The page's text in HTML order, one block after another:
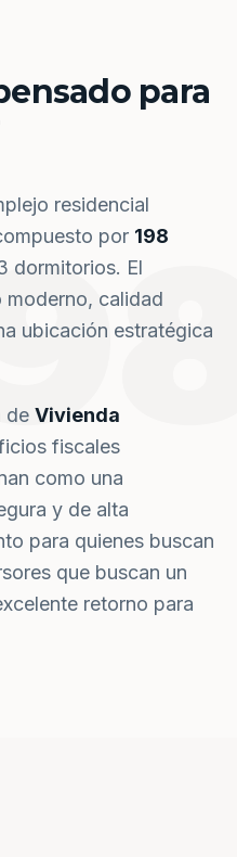
para
residencial
por 198
dormitorios. El
calidad
ubicación estratégica
de Vivienda
fiscales
como una
y de alta
para quienes buscan
que buscan un
retorno para